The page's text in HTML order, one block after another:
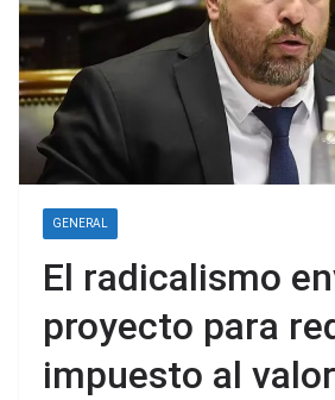
GENERAL
El radicalismo
proyecto para
impuesto al valor